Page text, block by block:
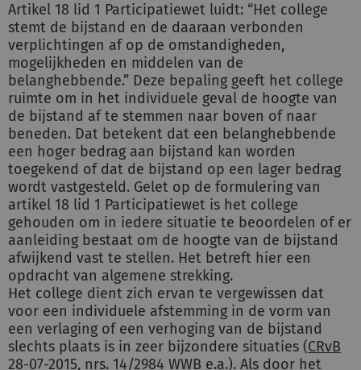
Artikel 18 lid 1 Participatiewet luidt: “Het college
stemt de bijstand en de daaraan verbonden
verplichtingen af op de omstandigheden,
mogelijkheden en middelen van de
belanghebbende.” Deze bepaling geeft het college
ruimte om in het individuele geval de hoogte van
de bijstand af te stemmen naar boven of naar
beneden. Dat betekent dat een belanghebbende
een hoger bedrag aan bijstand kan worden
toegekend of dat de bijstand op een lager bedrag
wordt vastgesteld. Gelet op de formulering van
artikel 18 lid 1 Participatiewet is het college
gehouden om in iedere situatie te beoordelen of er
aanleiding bestaat om de hoogte van de bijstand
afwijkend vast te stellen. Het betreft hier een
opdracht van algemene strekking.
Het college dient zich ervan te vergewissen dat
voor een individuele afstemming in de vorm van
een verlaging of een verhoging van de bijstand
slechts plaats is in zeer bijzondere situaties (CRvB
28-07-2015, nrs. 14/2984 WWB e.a.). Als door het